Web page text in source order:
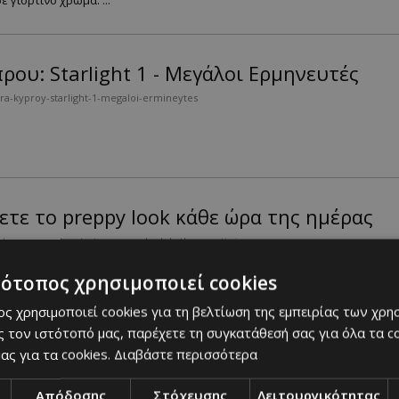
Starlight 1 - Μεγάλοι Ερμηνευτές
kyproy-starlight-1-megaloi-ermineytes
το preppy look κάθε ώρα της ημέρας
pws-na-petyxete-to-preppy-look-kathe-wra-tis-imeras
χειμώνα....
στο Βατικανό και συναντήθηκε με τον
sto-batikano-kai-synantithike-me-ton-papa
χρησιμοποιεί cookies
χρησιμοποιεί cookies για τη βελτίωση της εμπειρίας των
τον ιστότοπό μας, παρέχετε τη συγκατάθεσή σας για όλα τα
για τα cookies. Διαβάστε περισσότερα
Απόδοσης Στόχευσης Λειτουργικότητας